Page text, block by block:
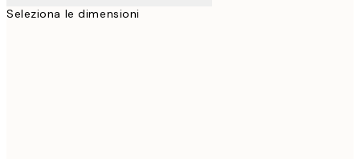
Seleziona le dimensioni